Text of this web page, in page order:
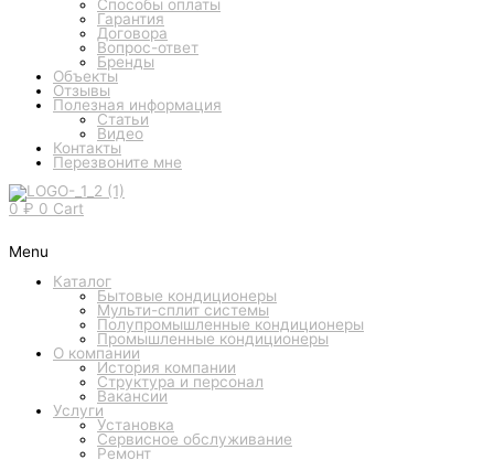
Способы оплаты
Гарантия
Договора
Вопрос-ответ
Бренды
Объекты
Отзывы
Полезная информация
Статьи
Видео
Контакты
Перезвоните мне
0 ₽ 0 Cart
Menu
Каталог
Бытовые кондиционеры
Мульти-сплит системы
Полупромышленные кондиционеры
Промышленные кондиционеры
О компании
История компании
Структура и персонал
Вакансии
Услуги
Установка
Сервисное обслуживание
Ремонт